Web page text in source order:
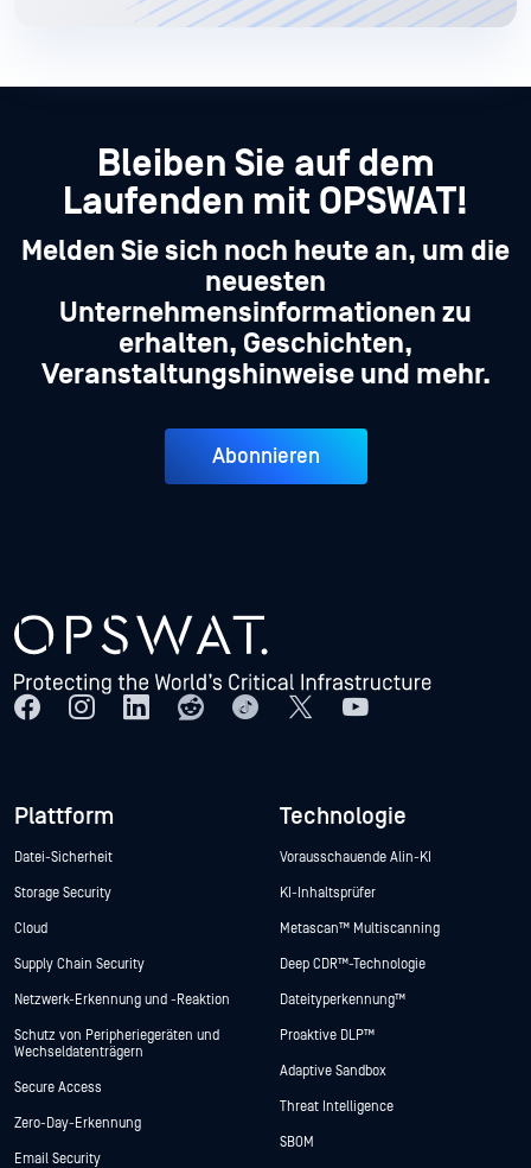
Bleiben Sie auf dem
Laufenden mit OPSWAT!
Melden Sie sich noch heute an, um die
neuesten
Unternehmensinformationen zu
erhalten, Geschichten,
Veranstaltungshinweise und mehr.
Abonnieren
Plattform
Datei-Sicherheit
Storage Security
Cloud
Supply Chain Security
Netzwerk-Erkennung und -Reaktion
Schutz von Peripheriegeräten und
Wechseldatenträgern
Secure Access
Zero-Day-Erkennung
Email Security
Technologie
Vorausschauende Alin-KI
KI-Inhaltsprüfer
Metascan™ Multiscanning
Deep CDR™-Technologie
Dateityperkennung™
Proaktive DLP™
Adaptive Sandbox
Threat Intelligence
SBOM